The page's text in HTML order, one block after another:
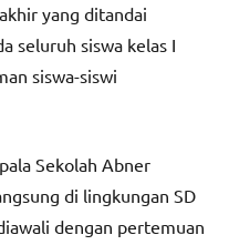
yang ditandai
seluruh siswa kelas I
siswa-siswi
Sekolah Abner
di lingkungan SD
dengan pertemuan